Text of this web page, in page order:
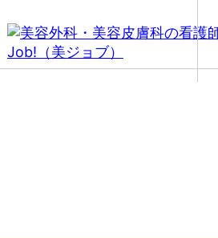
【青森県、准看護師】美容外科
求人一覧